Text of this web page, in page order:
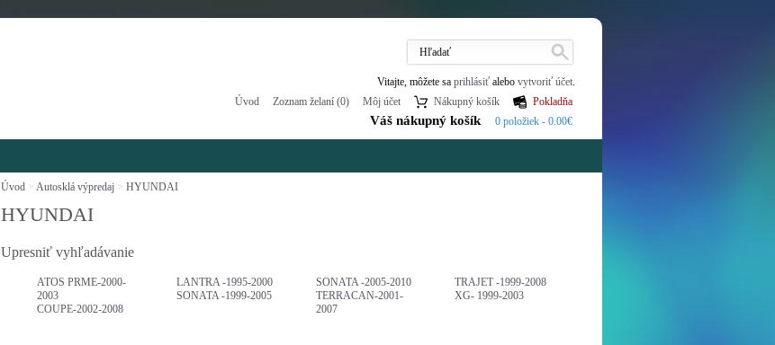
Vitajte, môžete sa prihlásiť alebo vytvoriť účet.
Úvod
Zoznam želaní (0) Môj účet Nákupný košík Pokladňa
Váš nákupný košík 0 položiek - 0.00€
Úvod > Autosklá výpredaj > HYUNDAI
HYUNDAI
Upresniť vyhľadávanie
ATOS PRME-2000-
2003
COUPE-2002-2008
LANTRA -1995-2000
SONATA -1999-2005
SONATA -2005-2010
TERRACAN-2001-
2007
TRAJET -1999-2008
XG- 1999-2003